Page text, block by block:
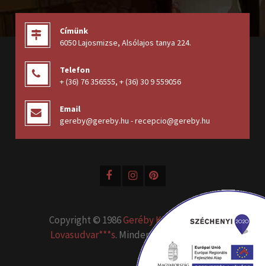
Címünk
6050 Lajosmizse, Alsólajos tanya 224.
Telefon
+ (36) 76 356555, + (36) 30 9 559056
Email
gereby@gereby.hu - recepcio@gereby.hu
Copyright © 1986Geréby Kúria Hotel és
Lovasudvar***s. Minden jog fenntartva.